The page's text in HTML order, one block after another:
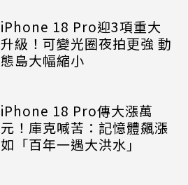
iPhone 18 Pro迎3項重大
升級！可變光圈夜拍更強 動
態島大幅縮小
iPhone 18 Pro傳大漲萬
元！庫克喊苦：記憶體飆漲
如「百年一遇大洪水」